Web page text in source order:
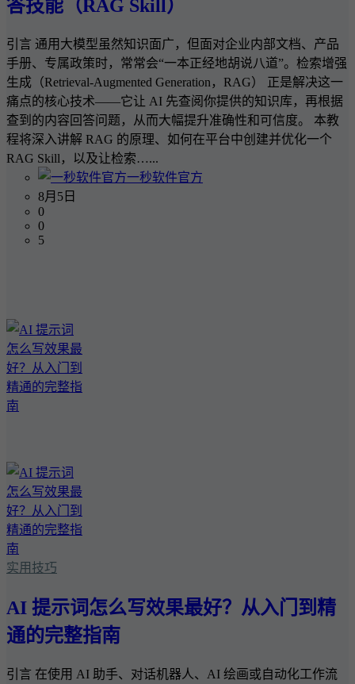
答技能（RAG Skill）
引言 通用大模型虽然知识面广，但面对企业内部文档、产品
手册、专属政策时，常常会“一本正经地胡说八道”。检索增强
生成（Retrieval-Augmented Generation，RAG） 正是解决这一
痛点的核心技术——它让 AI 先查阅你提供的知识库，再根据
查到的内容回答问题，从而大幅提升准确性和可信度。 本教
程将深入讲解 RAG 的原理、如何在平台中创建并优化一个
RAG Skill，以及让检索…...
一秒软件官方
8月5日
0
0
5
实用技巧
AI 提示词怎么写效果最好？从入门到精
通的完整指南
引言 在使用 AI 助手、对话机器人、AI 绘画或自动化工作流